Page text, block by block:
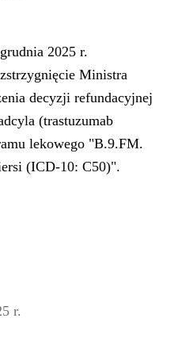
2025 r.
Ministra
decyzji refundacyjnej
(trastuzumab
lekowego "B.9.FM.
(ICD-10: C50)".
r.